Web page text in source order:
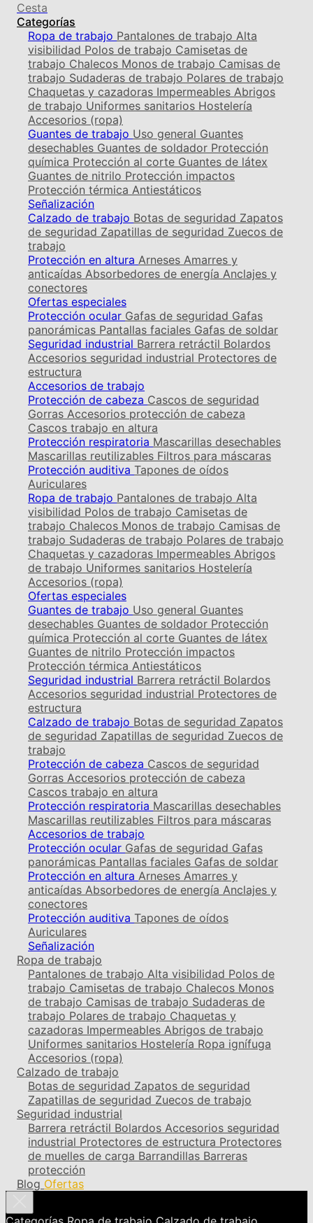
Cesta
Categorías
Ropa de trabajo Pantalones de trabajo Alta
visibilidad Polos de trabajo Camisetas de
trabajo Chalecos Monos de trabajo Camisas de
trabajo Sudaderas de trabajo Polares de trabajo
Chaquetas y cazadoras Impermeables Abrigos
de trabajo Uniformes sanitarios Hostelería
Accesorios (ropa)
Guantes de trabajo Uso general Guantes
desechables Guantes de soldador Protección
química Protección al corte Guantes de látex
Guantes de nitrilo Protección impactos
Protección térmica Antiestáticos
Señalización
Calzado de trabajo Botas de seguridad Zapatos
de seguridad Zapatillas de seguridad Zuecos de
trabajo
Protección en altura Arneses Amarres y
anticaídas Absorbedores de energía Anclajes y
conectores
Ofertas especiales
Protección ocular Gafas de seguridad Gafas
panorámicas Pantallas faciales Gafas de soldar
Seguridad industrial Barrera retráctil Bolardos
Accesorios seguridad industrial Protectores de
estructura
Accesorios de trabajo
Protección de cabeza Cascos de seguridad
Gorras Accesorios protección de cabeza
Cascos trabajo en altura
Protección respiratoria Mascarillas desechables
Mascarillas reutilizables Filtros para máscaras
Protección auditiva Tapones de oídos
Auriculares
Ropa de trabajo Pantalones de trabajo Alta
visibilidad Polos de trabajo Camisetas de
trabajo Chalecos Monos de trabajo Camisas de
trabajo Sudaderas de trabajo Polares de trabajo
Chaquetas y cazadoras Impermeables Abrigos
de trabajo Uniformes sanitarios Hostelería
Accesorios (ropa)
Ofertas especiales
Guantes de trabajo Uso general Guantes
desechables Guantes de soldador Protección
química Protección al corte Guantes de látex
Guantes de nitrilo Protección impactos
Protección térmica Antiestáticos
Seguridad industrial Barrera retráctil Bolardos
Accesorios seguridad industrial Protectores de
estructura
Calzado de trabajo Botas de seguridad Zapatos
de seguridad Zapatillas de seguridad Zuecos de
trabajo
Protección de cabeza Cascos de seguridad
Gorras Accesorios protección de cabeza
Cascos trabajo en altura
Protección respiratoria Mascarillas desechables
Mascarillas reutilizables Filtros para máscaras
Accesorios de trabajo
Protección ocular Gafas de seguridad Gafas
panorámicas Pantallas faciales Gafas de soldar
Protección en altura Arneses Amarres y
anticaídas Absorbedores de energía Anclajes y
conectores
Protección auditiva Tapones de oídos
Auriculares
Señalización
Ropa de trabajo
Pantalones de trabajo Alta visibilidad Polos de
trabajo Camisetas de trabajo Chalecos Monos
de trabajo Camisas de trabajo Sudaderas de
trabajo Polares de trabajo Chaquetas y
cazadoras Impermeables Abrigos de trabajo
Uniformes sanitarios Hostelería Ropa ignífuga
Accesorios (ropa)
Calzado de trabajo
Botas de seguridad Zapatos de seguridad
Zapatillas de seguridad Zuecos de trabajo
Seguridad industrial
Barrera retráctil Bolardos Accesorios seguridad
industrial Protectores de estructura Protectores
de muelles de carga Barrandillas Barreras
protección
Blog Ofertas